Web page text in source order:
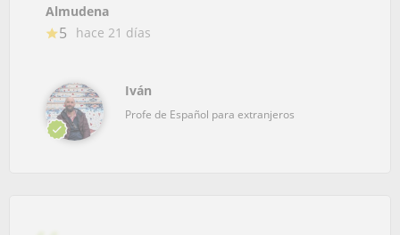
Almudena
5 hace 21 días
Iván
Profe de Español para extranjeros